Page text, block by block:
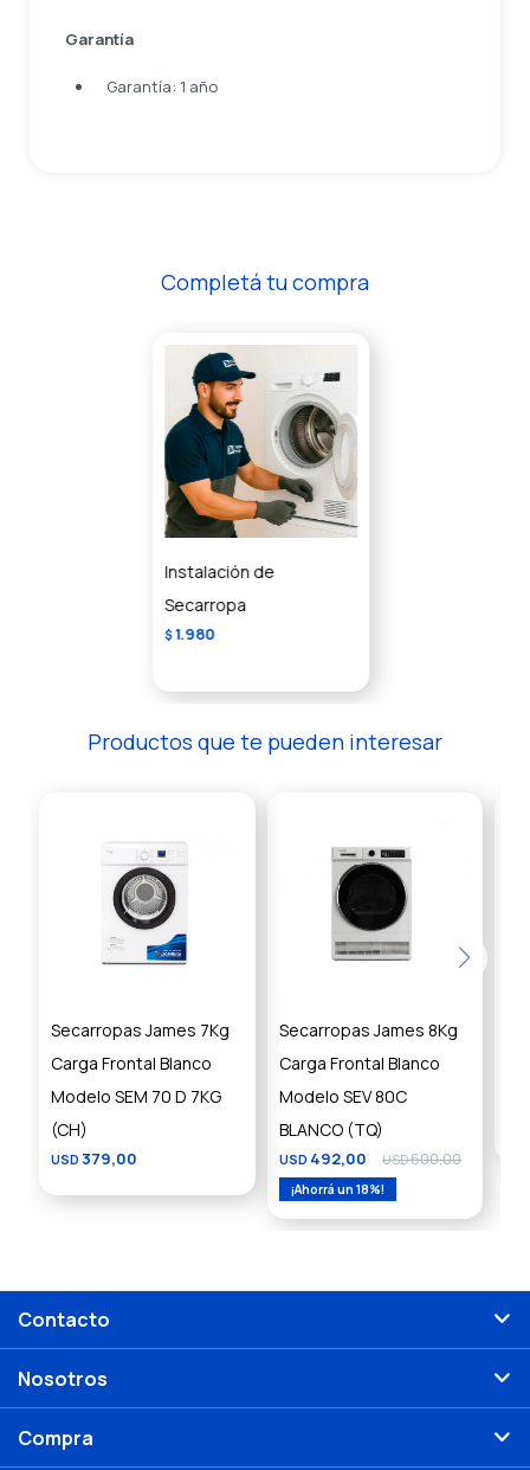
Garantía
Garantía: 1 año
Completá tu compra
Instalación de
Secarropa
$1.980
Productos que te pueden interesar
Secarropas James 7Kg
Carga Frontal Blanco
Modelo SEM 70 D 7KG
(CH)
USD 379,00
Secarropas James 8Kg
Carga Frontal Blanco
Modelo SEV 80C
BLANCO (TQ)
USD 492,00 USD600,00
18
Contacto
Nosotros
Compra